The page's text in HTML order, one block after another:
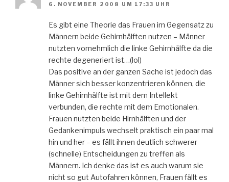
6. NOVEMBER 2008 UM 17:33 UHR
Es gibt eine Theorie das Frauen im Gegensatz zu
Männern beide Gehirnhälften nutzen – Männer
nutzten vornehmlich die linke Gehirnhälfte da die
rechte degeneriert ist…(lol)
Das positive an der ganzen Sache ist jedoch das
Männer sich besser konzentrieren können, die
linke Gehirnhälfte ist mit dem Intellekt
verbunden, die rechte mit dem Emotionalen.
Frauen nutzten beide Hirnhälften und der
Gedankenimpuls wechselt praktisch ein paar mal
hin und her – es fällt ihnen deutlich schwerer
(schnelle) Entscheidungen zu treffen als
Männern. Ich denke das ist es auch warum sie
nicht so gut Autofahren können, Frauen fällt es